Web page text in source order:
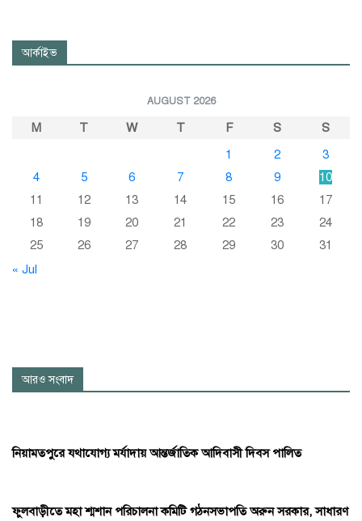
আর্কাইভ
AUGUST 2026
M T W T F S
S
1
2
3
4
5 6 7 8 9
10
11
12 13 14 15 16
17
18
19 20 21 22 23
24
25
26 27 28 29 30
31
« Jul
আরও সংবাদ
নিয়ামতপুরে যথাযোগ্য মর্যাদায় আন্তর্জাতিক আদিবাসী দিবস পালিত
ফুলবাড়ীতে মহা শ্মশান পরিচালনা কমিটি গঠনসভাপতি অরুন সরকার, সাধারণ